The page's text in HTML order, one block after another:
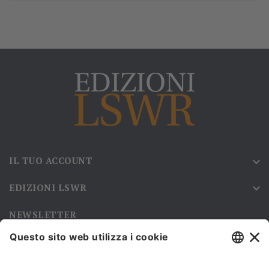
IL TUO ACCOUNT 
EDIZIONI LSWR 
NEWSLETTER
Iscriviti alla nostra newsletter e rimani sempre aggiornato sulle